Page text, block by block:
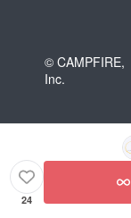
© CAMPFIRE,
Inc.
24